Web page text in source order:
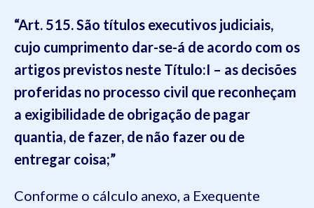
“Art. 515. São títulos executivos judiciais,
cujo cumprimento dar-se-á de acordo com os
artigos previstos neste Título:I – as decisões
proferidas no processo civil que reconheçam
a exigibilidade de obrigação de pagar
quantia, de fazer, de não fazer ou de
entregar coisa;”
Conforme o cálculo anexo, a Exequente